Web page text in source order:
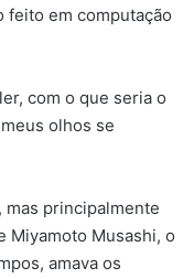
feito em computação
com o que seria o
olhos se
mas principalmente
Miyamoto Musashi, o
amava os